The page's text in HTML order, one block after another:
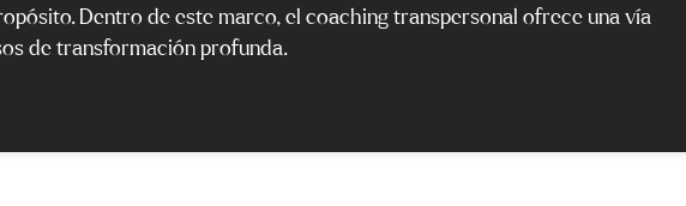
Dentro de este marco, el coaching transpersonal ofrece una vía
de transformación profunda.